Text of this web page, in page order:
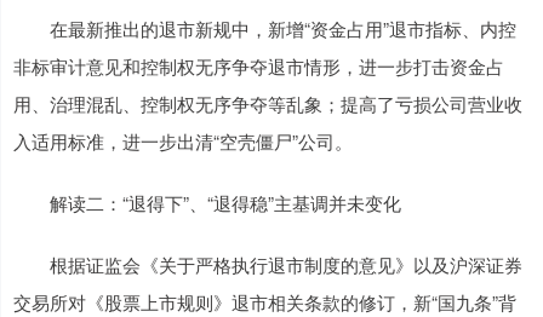
在最新推出的退市新规中，新增“资金占用”退市指标、内控
非标审计意见和控制权无序争夺退市情形，进一步打击资金占
用、治理混乱、控制权无序争夺等乱象；提高了亏损公司营业收
入适用标准，进一步出清“空壳僵尸”公司。
解读二：“退得下”、“退得稳”主基调并未变化
根据证监会《关于严格执行退市制度的意见》以及沪深证券
交易所对《股票上市规则》退市相关条款的修订，新“国九条”背